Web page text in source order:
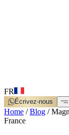
FR
Écrivez-nous
Home /Blog /
France